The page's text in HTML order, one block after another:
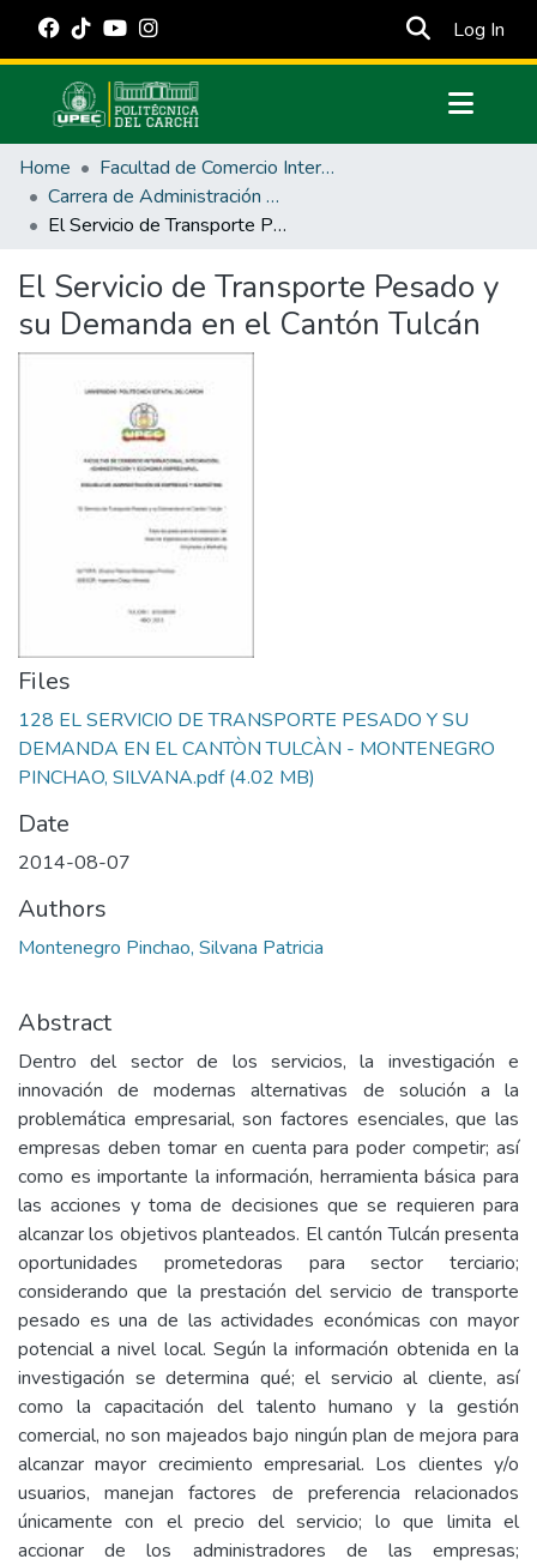
Log In
Communities & Collections
All of DSpace
Statistics
Estadísticas Externas
Manuales
Home
Facultad de Comercio Internacional, Integración, Administración y Economía Empresarial
Carrera de Administración de Empresas y Marketing
El Servicio de Transporte Pesado y su Demanda en el Cantón Tulcán
El Servicio de Transporte Pesado y
su Demanda en el Cantón Tulcán
Files
128 EL SERVICIO DE TRANSPORTE PESADO Y SU
DEMANDA EN EL CANTÒN TULCÀN - MONTENEGRO
PINCHAO, SILVANA.pdf(4.02 MB)
Date
2014-08-07
Authors
Montenegro Pinchao, Silvana Patricia
Abstract
Dentro del sector de los servicios, la investigación e
innovación de modernas alternativas de solución a la
problemática empresarial, son factores esenciales, que las
empresas deben tomar en cuenta para poder competir; así
como es importante la información, herramienta básica para
las acciones y toma de decisiones que se requieren para
alcanzar los objetivos planteados. El cantón Tulcán presenta
oportunidades prometedoras para sector terciario;
considerando que la prestación del servicio de transporte
pesado es una de las actividades económicas con mayor
potencial a nivel local. Según la información obtenida en la
investigación se determina qué; el servicio al cliente, así
como la capacitación del talento humano y la gestión
comercial, no son majeados bajo ningún plan de mejora para
alcanzar mayor crecimiento empresarial. Los clientes y/o
usuarios, manejan factores de preferencia relacionados
únicamente con el precio del servicio; lo que limita el
accionar de los administradores de las empresas;